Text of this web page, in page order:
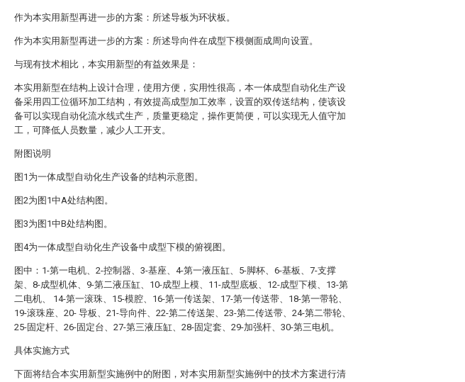
作为本实用新型再进一步的方案：所述导板为环状板。
作为本实用新型再进一步的方案：所述导向件在成型下模侧面成周向设置。
与现有技术相比，本实用新型的有益效果是：
本实用新型在结构上设计合理，使用方便，实用性很高，本一体成型自动化生产设
备采用四工位循环加工结构，有效提高成型加工效率，设置的双传送结构，使该设
备可以实现自动化流水线式生产，质量更稳定，操作更简便，可以实现无人值守加
工，可降低人员数量，减少人工开支。
附图说明
图1为一体成型自动化生产设备的结构示意图。
图2为图1中A处结构图。
图3为图1中B处结构图。
图4为一体成型自动化生产设备中成型下模的俯视图。
图中：1-第一电机、2-控制器、3-基座、4-第一液压缸、5-脚杯、6-基板、7-支撑
架、8-成型机体、9-第二液压缸、10-成型上模、11-成型底板、12-成型下模、13-第
二电机、 14-第一滚珠、15-模腔、16-第一传送架、17-第一传送带、18-第一带轮、
19-滚珠座、20- 导板、21-导向件、22-第二传送架、23-第二传送带、24-第二带轮、
25-固定杆、26-固定台、27-第三液压缸、28-固定套、29-加强杆、30-第三电机。
具体实施方式
下面将结合本实用新型实施例中的附图，对本实用新型实施例中的技术方案进行清